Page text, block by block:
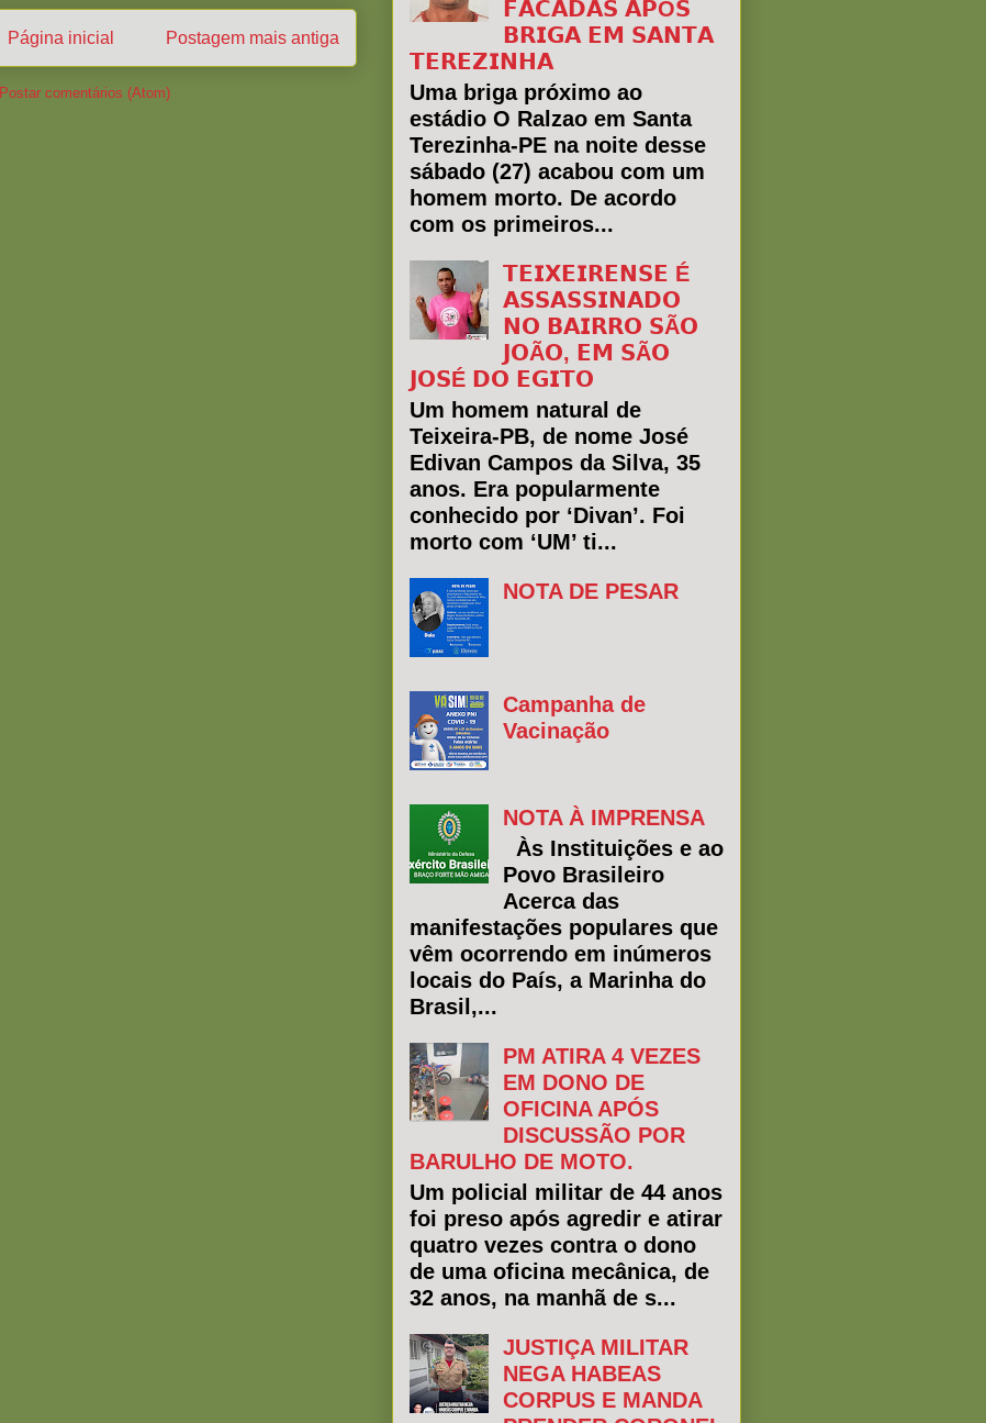
Postagem mais antiga
Página inicial
Postar comentários (Atom)
𝗙𝗔𝗖𝗔𝗗𝗔𝗦 𝗔𝗣Ó𝗦
𝗕𝗥𝗜𝗚𝗔 𝗘𝗠 𝗦𝗔𝗡𝗧𝗔
𝗧𝗘𝗥𝗘𝗭𝗜𝗡𝗛𝗔
Uma briga próximo ao
estádio O Ralzao em Santa
Terezinha-PE na noite desse
sábado (27) acabou com um
homem morto. De acordo
com os primeiros...
𝗧𝗘𝗜𝗫𝗘𝗜𝗥𝗘𝗡𝗦𝗘 É
𝗔𝗦𝗦𝗔𝗦𝗦𝗜𝗡𝗔𝗗𝗢
𝗡𝗢 𝗕𝗔𝗜𝗥𝗥𝗢 𝗦Ã𝗢
𝗝𝗢Ã𝗢, 𝗘𝗠 𝗦Ã𝗢
𝗝𝗢𝗦É 𝗗𝗢 𝗘𝗚𝗜𝗧𝗢
Um homem natural de
Teixeira-PB, de nome José
Edivan Campos da Silva, 35
anos. Era popularmente
conhecido por ‘Divan’. Foi
morto com ‘UM’ ti...
NOTA DE PESAR
Campanha de
Vacinação
NOTA À IMPRENSA
Às Instituições e ao
Povo Brasileiro
Acerca das
manifestações populares que
vêm ocorrendo em inúmeros
locais do País, a Marinha do
Brasil,...
PM ATIRA 4 VEZES
EM DONO DE
OFICINA APÓS
DISCUSSÃO POR
BARULHO DE MOTO.
Um policial militar de 44 anos
foi preso após agredir e atirar
quatro vezes contra o dono
de uma oficina mecânica, de
32 anos, na manhã de s...
JUSTIÇA MILITAR
NEGA HABEAS
CORPUS E MANDA